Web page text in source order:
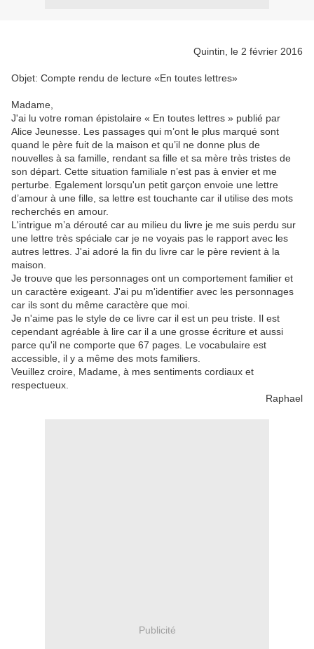
Quintin, le 2 février 2016
Objet: Compte rendu de lecture «En toutes lettres»
Madame,
J'ai lu votre roman épistolaire « En toutes lettres » publié par
Alice Jeunesse. Les passages qui m’ont le plus marqué sont
quand le père fuit de la maison et qu’il ne donne plus de
nouvelles à sa famille, rendant sa fille et sa mère très tristes de
son départ. Cette situation familiale n’est pas à envier et me
perturbe. Egalement lorsqu'un petit garçon envoie une lettre
d’amour à une fille, sa lettre est touchante car il utilise des mots
recherchés en amour.
L'intrigue m’a dérouté car au milieu du livre je me suis perdu sur
une lettre très spéciale car je ne voyais pas le rapport avec les
autres lettres. J'ai adoré la fin du livre car le père revient à la
maison.
Je trouve que les personnages ont un comportement familier et
un caractère exigeant. J'ai pu m'identifier avec les personnages
car ils sont du même caractère que moi.
Je n'aime pas le style de ce livre car il est un peu triste. Il est
cependant agréable à lire car il a une grosse écriture et aussi
parce qu'il ne comporte que 67 pages. Le vocabulaire est
accessible, il y a même des mots familiers.
Veuillez croire, Madame, à mes sentiments cordiaux et
respectueux.
Raphael
Publicité